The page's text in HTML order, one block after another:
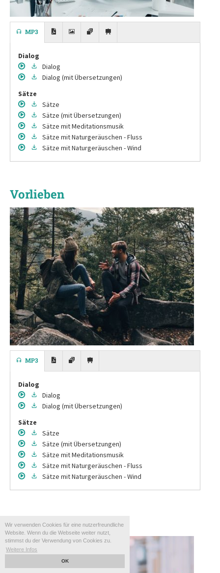
Wir verwenden Cookies für eine nutzerfreundliche
Website. Wenn du die Webseite weiter nutzt,
stimmst du der Verwendung von Cookies zu.
Weitere Infos
OK
MP3
Dialog
Dialog
Dialog (mit Übersetzungen)
Sätze
Sätze
Sätze (mit Übersetzungen)
Sätze mit Meditationsmusik
Sätze mit Naturgeräuschen - Fluss
Sätze mit Naturgeräuschen - Wind
Vorlieben
MP3
Dialog
Dialog
Dialog (mit Übersetzungen)
Sätze
Sätze
Sätze (mit Übersetzungen)
Sätze mit Meditationsmusik
Sätze mit Naturgeräuschen - Fluss
Sätze mit Naturgeräuschen - Wind
Taxifahren